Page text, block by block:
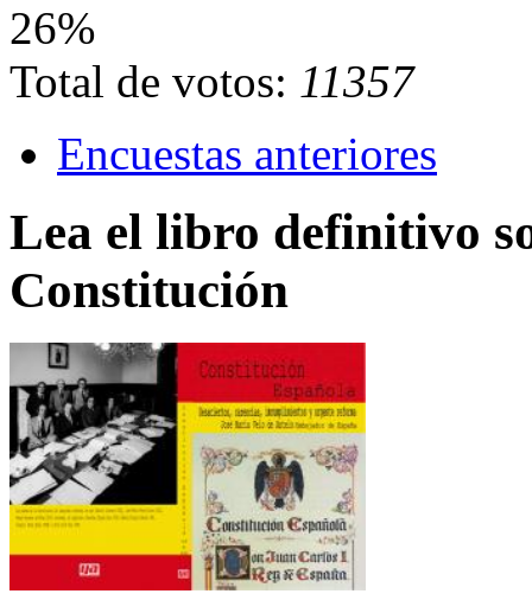
26%
Total de votos: 11357
Encuestas anteriores
Lea el libro definitivo
Constitución